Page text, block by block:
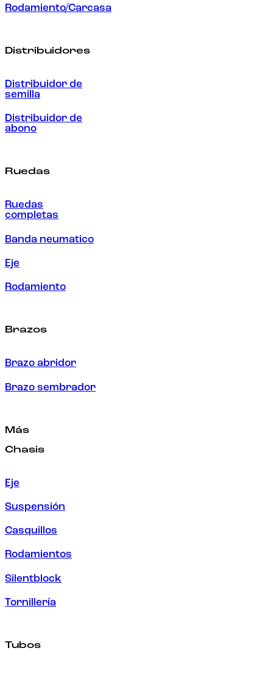
Rodamiento/Carcasa
Distribuidores
Distribuidor de
semilla
Distribuidor de
abono
Ruedas
Ruedas
completas
Banda neumatico
Eje
Rodamiento
Brazos
Brazo abridor
Brazo sembrador
Más
Chasis
Eje
Suspensión
Casquillos
Rodamientos
Silentblock
Tornillería
Tubos